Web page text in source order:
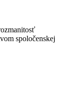
spoločenskej